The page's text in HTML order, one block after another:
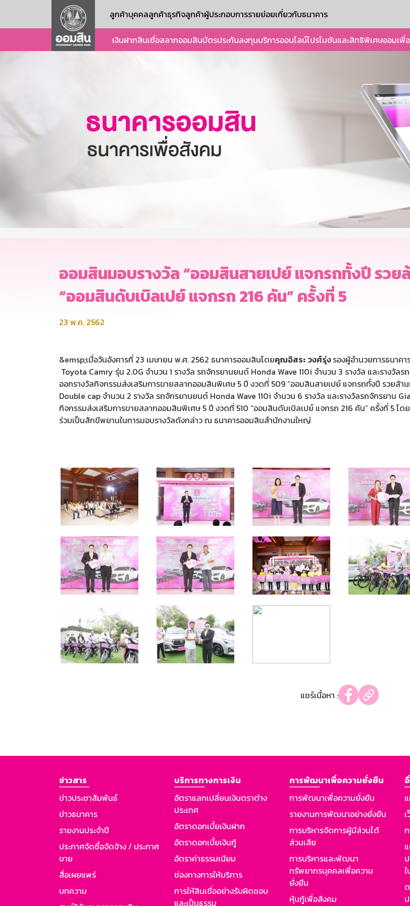
ลูกค้าบุคคลลูกค้าธุรกิจลูกค้าผู้ประกอบการรายย่อยเกี่ยวกับธนาคาร
เงินฝากสินเชื่อสลากออมสินบัตรประกันลงทุนบริการออนไลน์โปรโมชันและสิทธิพิเศษออมเพื่
ออมสินมอบรางวัล “ออมสินสายเปย์ แจกรถทั้งปี รวยล้
“ออมสินดับเบิลเปย์ แจกรถ 216 คัน” ครั้งที่ 5
23 พ.ค. 2562
&emsp;เมื่อวันอังคารที่ 23 เมษายน พ.ศ. 2562 ธนาคารออมสินโดยคุณอิสระ วงศ์รุ่งรองผู้อำนวยการธนาค
Toyota Camry รุ่น 2.0G จำนวน 1 รางวัล รถจักรยานยนต์ Honda Wave 110i จำนวน 3 รางวัล และรางวั
ออกรางวัลกิจกรรมส่งเสริมการขายสลากออมสินพิเศษ 5 ปี งวดที่ 509 “ออมสินสายเปย์ แจกรถทั้งปี รวยล้า
Double cap จำนวน 2 รางวัล รถจักรยานยนต์ Honda Wave 110i จำนวน 6 รางวัล และรางวัลรถจักรยาน
กิจกรรมส่งเสริมการขายสลากออมสินพิเศษ 5 ปี งวดที่ 510 “ออมสินดับเบิลเปย์ แจกรถ 216 คัน” ครั้งที่ 5
ร่วมเป็นสักขีพยานในการมอบรางวัลดังกล่าว ณ ธนาคารออมสินสำนักงานใหญ่
แชร์เนื้อหา :
ข่าวสาร
ข่าวประชาสัมพันธ์
ข่าวธนาคาร
รายงานประจำปี
ประกาศจัดซื้อจัดจ้าง / ประกาศ
ขาย
สื่อเผยแพร่
บทความ
บริการทางการเงิน
อัตราแลกเปลี่ยนเงินตราต่าง
ประเทศ
อัตราดอกเบี้ยเงินฝาก
อัตราดอกเบี้ยเงินกู้
อัตราค่าธรรมเนียม
ช่องทางการให้บริการ
การให้สินเชื่ออย่างรับผิดชอบ
และเป็นธรรม
การพัฒนาเพื่อความยั่งยืน
การพัฒนาเพื่อความยั่งยืน
รายงานการพัฒนาอย่างยั่งยืน
การบริหารจัดการผู้มีส่วนได้
ส่วนเสีย
การบริหารและพัฒนา
ทรัพยากรบุคคลเพื่อความ
ยั่งยืน
หุ้นกู้เพื่อสังคม